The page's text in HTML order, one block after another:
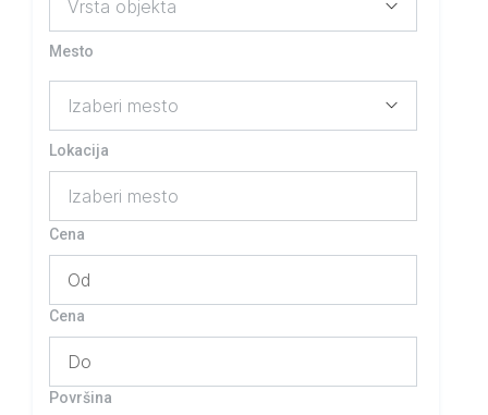
Mesto
Lokacija
Izaberi mesto
Cena
Cena
Površina